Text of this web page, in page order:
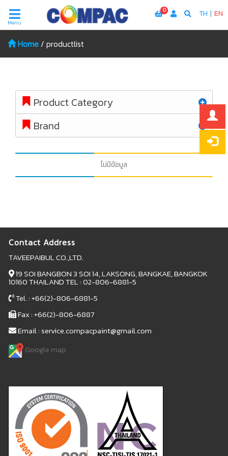
0 TH | EN
Menu
Home / productlist
Product Category
Brand
ไม่มีข้อมูล
Contact Address
TAVEEPAIBUL CO.,LTD.
19 SOI BANGBON 3 SOI 14, LAKSONG, BANGKAE, BANGKOK
10160 THAILAND TEL : 02-806-6881-5
Tel. : +66(2)-806-6881-5
Fax : +66(2)-806-6887
Email : service.compacpaint@gmail.com
Google map